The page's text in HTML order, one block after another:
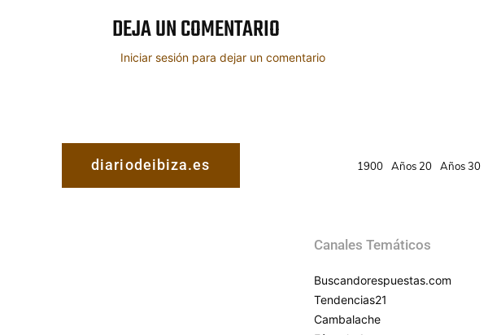
DEJA UN COMENTARIO
Iniciar sesión para dejar un comentario
diariodeibiza.es 1900 Años 20 Años 30
Canales Temáticos
Buscandorespuestas.com
Tendencias21
Cambalache